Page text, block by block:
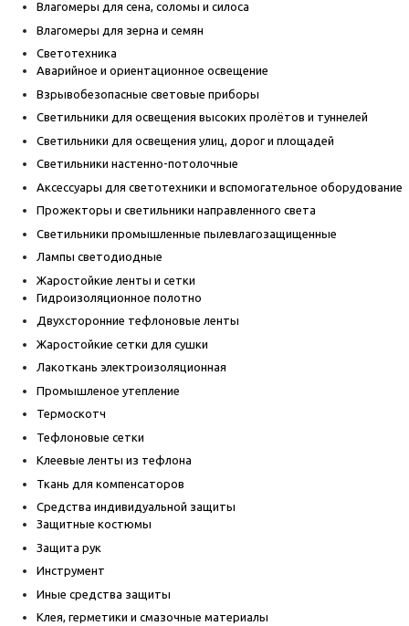
Влагомеры для сена, соломы и силоса
Влагомеры для зерна и семян
Светотехника
Аварийное и ориентационное освещение
Взрывобезопасные световые приборы
Светильники для освещения высоких пролётов и туннелей
Светильники для освещения улиц, дорог и площадей
Светильники настенно-потолочные
Аксессуары для светотехники и вспомогательное оборудование
Прожекторы и светильники направленного света
Светильники промышленные пылевлагозащищенные
Лампы светодиодные
Жаростойкие ленты и сетки
Гидроизоляционное полотно
Двухсторонние тефлоновые ленты
Жаростойкие сетки для сушки
Лакоткань электроизоляционная
Промышленое утепление
Термоскотч
Тефлоновые сетки
Клеевые ленты из тефлона
Ткань для компенсаторов
Средства индивидуальной защиты
Защитные костюмы
Защита рук
Инструмент
Иные средства защиты
Клея, герметики и смазочные материалы